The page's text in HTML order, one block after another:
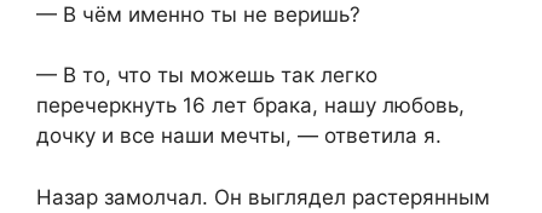
— В чём именно ты не веришь?
— В то, что ты можешь так легко
перечеркнуть 16 лет брака, нашу любовь,
дочку и все наши мечты, — ответила я.
Назар замолчал. Он выглядел растерянным